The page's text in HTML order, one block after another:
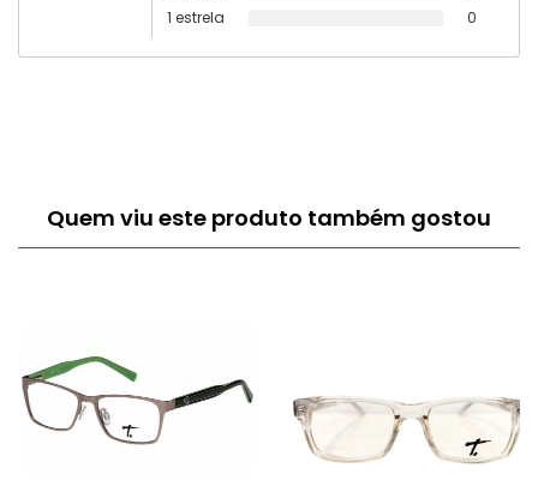
1 estrela
0
Quem viu este produto também gostou